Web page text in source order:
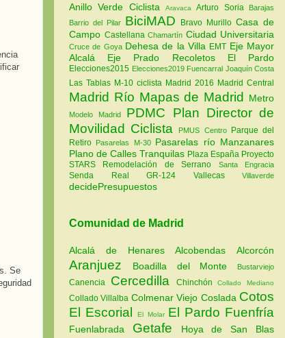
Se
Anillo Verde Ciclista AravacaArturo Soria
Barajas
Barrio del Pilar BiciMAD Bravo MurilloCasa de
Campo Castellana Chamartín Ciudad Universitaria
Cruce de Goya Dehesa de la Villa EMT Eje Mayor
Alcalá Eje Prado Recoletos El Pardo
Elecciones2015 Elecciones2019 Fuencarral Joaquín Costa
Las Tablas M-10 ciclista Madrid 2016 Madrid Central
Madrid Río Mapas de Madrid Metro
Modelo Madrid PDMC Plan Director de
Movilidad Ciclista
PMUS Centro Parque del
Retiro Pasarelas M-30 Pasarelas río Manzanares
Plano de Calles Tranquilas Plaza España Proyecto
STARS Remodelación de Serrano Santa Engracia
Senda Real GR-124 Vallecas Villaverde
decidePresupuestos
Comunidad de Madrid
Alcalá de HenaresAlcobendas Alcorcón
Aranjuez Boadilla del Monte Bustarviejo
Canencia Cercedilla ChinchónCollado Mediano
Collado Villalba Colmenar Viejo Coslada Cotos
El EscorialEl Molar El Pardo Fuenfría
Fuenlabrada Getafe Hoya de San Blas